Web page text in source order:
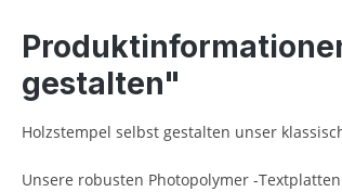
gestalten"
Holzstempel selbst gestalten unser
Unsere robusten Photopolymer -